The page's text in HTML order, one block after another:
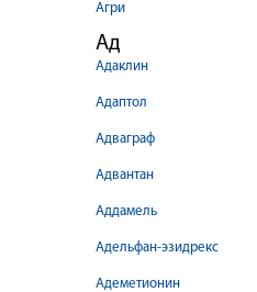
Агри
Ад
Адаклин
Адаптол
Адваграф
Адвантан
Аддамель
Адельфан-эзидрекс
Адеметионин